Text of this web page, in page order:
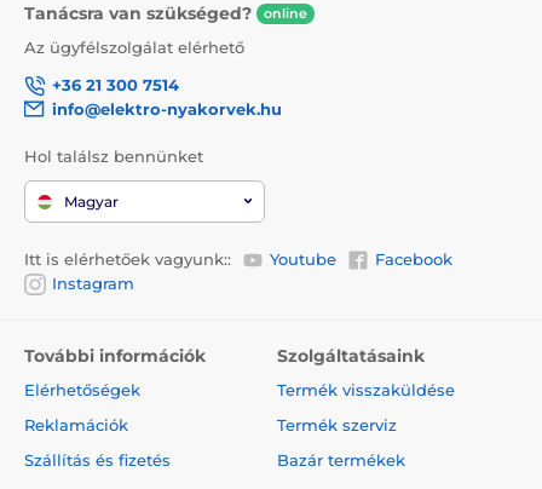
Tanácsra van szükséged? online
Az ügyfélszolgálat elérhető
+36 21 300 7514
info@elektro-nyakorvek.hu
Hol találsz bennünket
Magyar
Itt is elérhetőek vagyunk:: Youtube
Facebook
Instagram
További információk
Elérhetőségek
Reklamációk
Szállítás és fizetés
Szolgáltatásaink
Termék visszaküldése
Termék szerviz
Bazár termékek